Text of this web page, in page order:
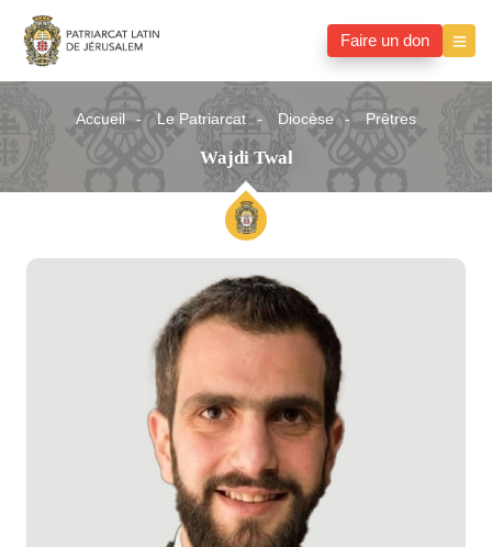
Faire un don
Accueil Le Patriarcat Diocèse Prêtres
Wajdi Twal